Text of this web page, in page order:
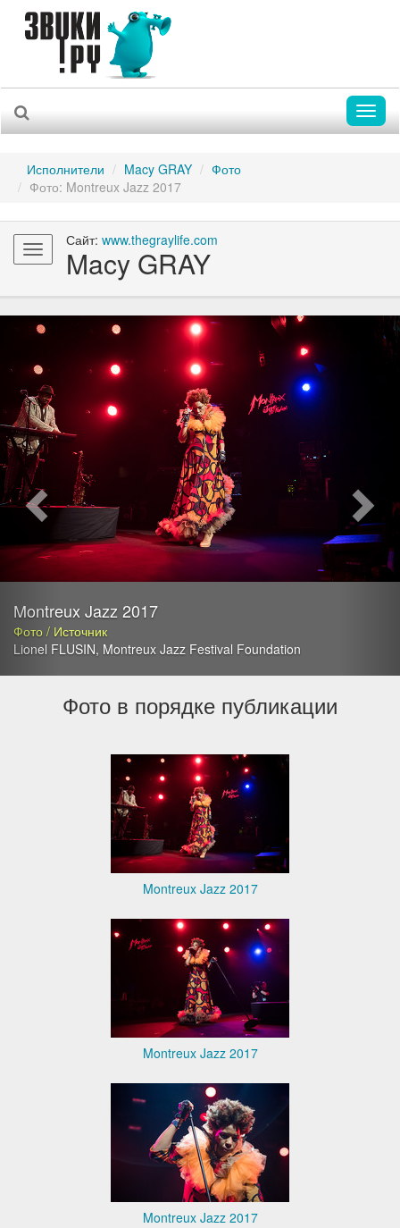
Исполнители Macy GRAY
Фото
Фото: Montreux Jazz 2017
Toggle
navigation
Сайт: www.thegraylife.com
Macy GRAY
Montreux Jazz 2017
Фото / Источник
Lionel FLUSIN, Montreux Jazz Festival Foundation
Previous
Фото в порядке публикации
Montreux Jazz 2017
Montreux Jazz 2017
Montreux Jazz 2017